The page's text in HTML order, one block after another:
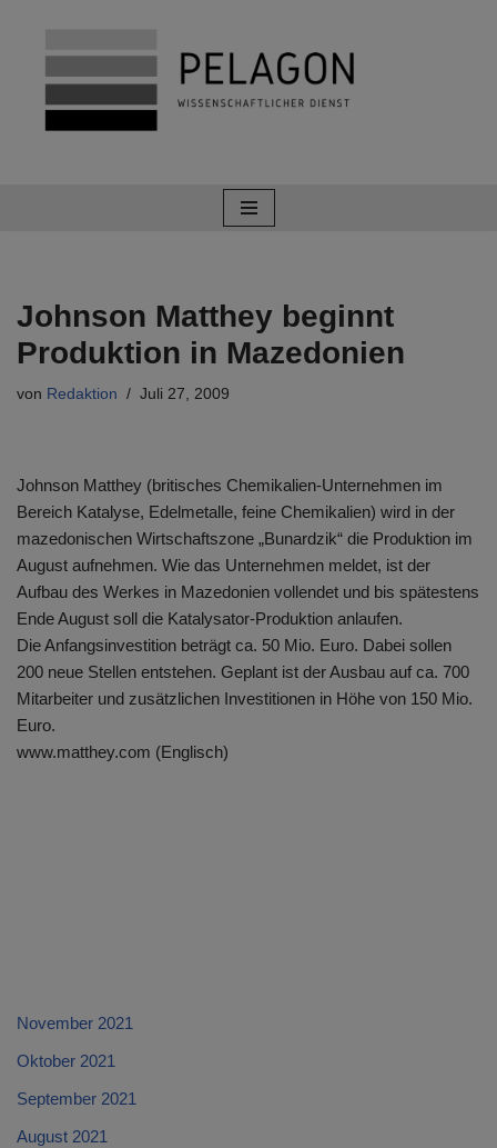
Zum
Inhalt
springen
Johnson Matthey beginnt
Produktion in Mazedonien
von Redaktion Juli 27, 2009
Johnson Matthey (britisches Chemikalien-Unternehmen im
Bereich Katalyse, Edelmetalle, feine Chemikalien) wird in der
mazedonischen Wirtschaftszone „Bunardzik“ die Produktion im
August aufnehmen. Wie das Unternehmen meldet, ist der
Aufbau des Werkes in Mazedonien vollendet und bis spätestens
Ende August soll die Katalysator-Produktion anlaufen.
Die Anfangsinvestition beträgt ca. 50 Mio. Euro. Dabei sollen
200 neue Stellen entstehen. Geplant ist der Ausbau auf ca. 700
Mitarbeiter und zusätzlichen Investitionen in Höhe von 150 Mio.
Euro.
www.matthey.com (Englisch)
November 2021
Oktober 2021
September 2021
August 2021